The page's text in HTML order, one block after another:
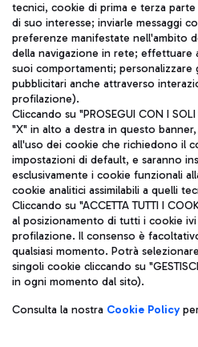
TRAVEL
ITA
Aeroporti di Roma S.p.A. - Società
coordinamento di Mundys S.p.A.
Codice fiscale e Registro delle
IVA 06572251004
Capitale sociale 62.224.743,00 int.
Sede legale: Via Pier Paolo
telefono +39 06 65951
Privacy policy
tecnici, cookie di prima e terza
di suo interesse; inviarle messaggi
preferenze manifestate nell'ambito
della navigazione in rete; effettuare
suoi comportamenti; personalizzare
pubblicitari anche attraverso
profilazione).
Cliccando su "PROSEGUI CON I
"X" in alto a destra in questo
all'uso dei cookie che richiedono il
impostazioni di default, e saranno
esclusivamente i cookie funzionali
cookie analitici assimilabili a quelli
Cliccando su "ACCETTA TUTTI I
al posizionamento di tutti i cookie
profilazione. Il consenso è
qualsiasi momento. Potrà
singoli cookie cliccando su
in ogni momento dal sito).
Consulta la nostra Cookie Policy